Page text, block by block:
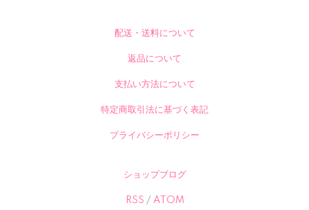
配送・送料について
返品について
支払い方法について
特定商取引法に基づく表記
プライバシーポリシー
ショップブログ
RSS / ATOM